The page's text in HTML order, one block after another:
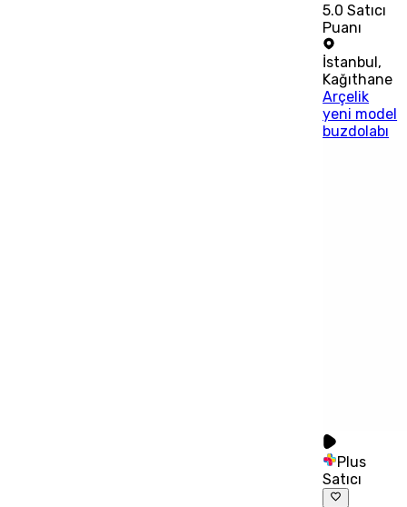
5.0 Satıcı
Puanı
İstanbul,
Kağıthane
Arçelik
yeni model
buzdolabı
Plus
Satıcı